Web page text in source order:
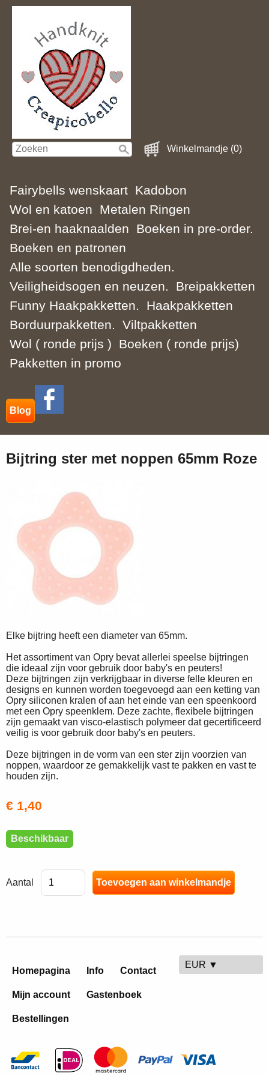
Winkelmandje (0)
Fairybells wenskaart Kadobon
Wol en katoen
Metalen Ringen
Brei-en haaknaalden
Boeken in pre-order.
Boeken en patronen
Alle soorten benodigdheden.
Veiligheidsogen en neuzen.
Breipakketten
Funny Haakpakketten.
Haakpakketten
Borduurpakketten.
Viltpakketten
Wol ( ronde prijs )
Boeken ( ronde prijs)
Pakketten in promo
Blog
Bijtring ster met noppen 65mm Roze
Elke bijtring heeft een diameter van 65mm.
Het assortiment van Opry bevat allerlei speelse bijtringen
die ideaal zijn voor gebruik door baby's en peuters!
Deze bijtringen zijn verkrijgbaar in diverse felle kleuren en
designs en kunnen worden toegevoegd aan een ketting van
Opry siliconen kralen of aan het einde van een speenkoord
met een Opry speenklem. Deze zachte, flexibele bijtringen
zijn gemaakt van visco-elastisch polymeer dat gecertificeerd
veilig is voor gebruik door baby's en peuters.
Deze bijtringen in de vorm van een ster zijn voorzien van
noppen, waardoor ze gemakkelijk vast te pakken en vast te
houden zijn.
€ 1,40
Beschikbaar
Aantal
Homepagina Info Contact
Mijn account Gastenboek
Bestellingen
EUR ▼